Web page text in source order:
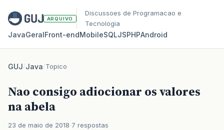
ARQUIVO
Discussoes de Programacao e
Tecnologia
JavaGeralFront‑endMobileSQLJSPHPAndroid
GUJ/Java/Topico
Nao consigo adiocionar os valores
na abela
23 de maio de 2018 7 respostas